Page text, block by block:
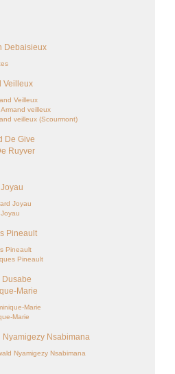
Debaisieux
Veilleux
Veilleux
veilleux
veilleux (Scourmont)
De Give
Ruyver
Joyau
Pineault
Pineault
Pineault
Dusabe
Marie
Marie
Marie
Nyamigezy Nsabimana
Nyamigezy Nsabimana